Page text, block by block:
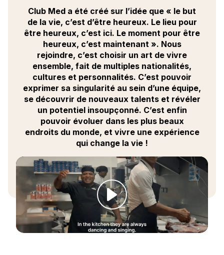
offre raffinée s’articule autour de 5 piliers :
créer des expériences mémorables partout et
à tout moment de la journée, surprendre
grâce à une multitude d’espaces de
restauration conceptuels, œuvrer au bien-être
de chacun (y compris du vôtre), jouer sur les
émotions et les sens à travers la mise en
scène, le tout dans une ambiance fun et
décontractée.
Vous êtes
• Opérationnel, maîtrisant les techniques
culinaires, les termes professionnels et à l’aise
• Leader, capable de manager, organiser et
fédérer une équipe, tout en gérant les conflits.
• Autonome, apte à prendre des décisions
stratégiques en l’absence du chef de cuisine.
• Organisé, anticipant les besoins tout en
Club Med a été créé sur l’idée que « le but
de la vie, c’est d’être heureux. Le lieu pour
être heureux, c’est ici. Le moment pour être
heureux, c’est maintenant ». Nous
rejoindre, c’est choisir un art de vivre
ensemble, fait de multiples nationalités,
cultures et personnalités. C’est pouvoir
exprimer sa singularité au sein d’une équipe,
se découvrir de nouveaux talents et révéler
un potentiel insoupçonné. C’est enfin
pouvoir évoluer dans les plus beaux
endroits du monde, et vivre une expérience
qui change la vie !